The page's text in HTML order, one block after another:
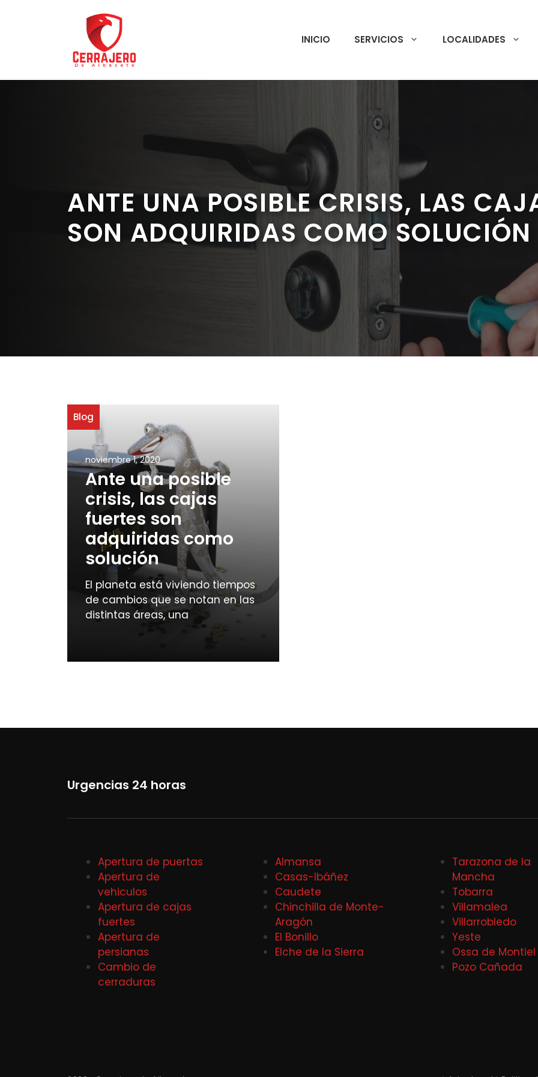
INICIO SERVICIOS LOCALIDADES
ANTE UNA POSIBLE CRISIS, LAS
SON ADQUIRIDAS COMO SOLUCIÓN
Blog
noviembre 1, 2020
Ante una posible
crisis, las cajas
fuertes son
adquiridas como
solución
El planeta está viviendo tiempos
de cambios que se notan en las
distintas áreas, una
Urgencias 24 horas
Apertura de puertas
Apertura de
vehiculos
Apertura de cajas
fuertes
Apertura de
persianas
Cambio de
cerraduras
Almansa
Casas-Ibáñez
Caudete
Chinchilla de Monte-
Aragón
El Bonillo
Elche de la Sierra
Tarazona de la
Mancha
Tobarra
Villamalea
Villarrobledo
Yeste
Ossa de Montiel
Pozo Cañada